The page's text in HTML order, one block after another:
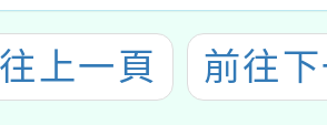
上一頁 前往